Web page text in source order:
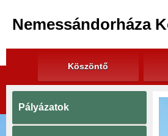
Nemessándorháza
Köszöntő
Pályázatok